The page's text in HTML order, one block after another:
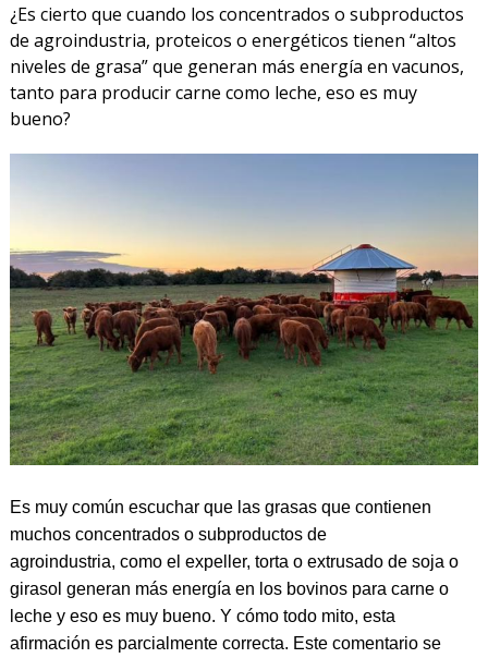
¿Es cierto que cuando los concentrados o subproductos
de agroindustria, proteicos o energéticos tienen “altos
niveles de grasa” que generan más energía en vacunos,
tanto para producir carne como leche, eso es muy
bueno?
Es muy común escuchar que las grasas que contienen
muchos concentrados o subproductos de
agroindustria, como el expeller, torta o extrusado de soja o
girasol generan más energía en los bovinos para carne o
leche y eso es muy bueno. Y cómo todo mito, esta
afirmación es parcialmente correcta. Este comentario se